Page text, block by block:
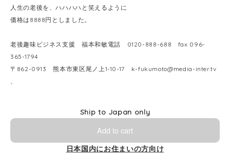
人生の老後を、ハハハハと笑えるように
価格は8888円としました。
老後趣味ビジネス支援 福本和敏電話 0120-888-688 fax 096-
365-1794
〒862-0913 熊本市東区尾ノ上1-10-17 k-fukumoto@media-inter.tv
、
Ship to Japan only
Add to cart
日本国内にお住まいの方向け